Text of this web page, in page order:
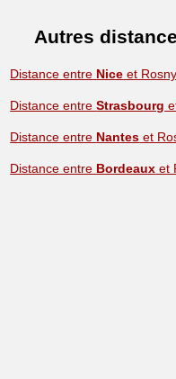
Autres
Distance entre Nice et
Distance entreStrasbourg
Distance entre Nantes et
Distance entre Bordeaux et